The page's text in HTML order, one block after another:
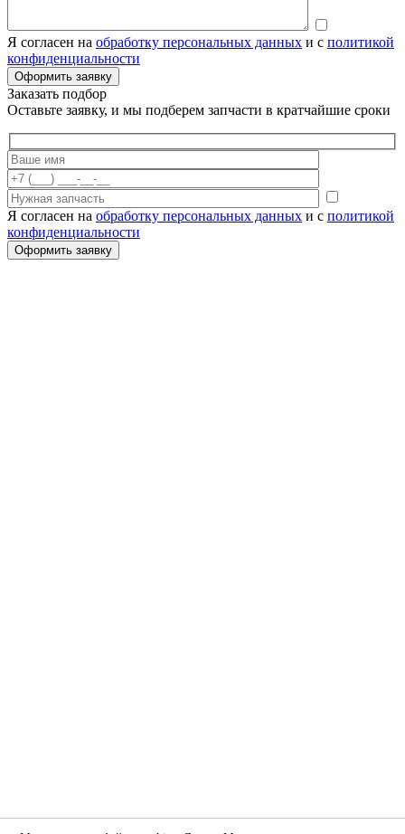
Я согласен на обработку персональных данных и с политикой
конфиденциальности
Заказать подбор
Оставьте заявку, и мы подберем запчасти в кратчайшие сроки
Я согласен на обработку персональных данных и с политикой
конфиденциальности